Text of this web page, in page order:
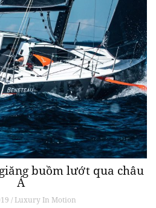
buồm lướt qua châu
Á
/ Luxury In Motion